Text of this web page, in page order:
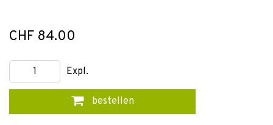
CHF 84.00
Expl.
bestellen